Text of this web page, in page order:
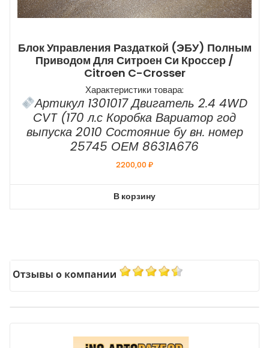
Блок Управления Раздаткой (ЭБУ) Полным
Приводом Для Ситроен Си Кроссер /
Citroen C-Crosser
Характеристики товара:
Артикул 1301017 Двигатель 2.4 4WD
CVT (170 л.с Коробка Вариатор год
выпуска 2010 Состояние бу вн. номер
25745 ОЕМ 8631A676
2200,00₽
В корзину